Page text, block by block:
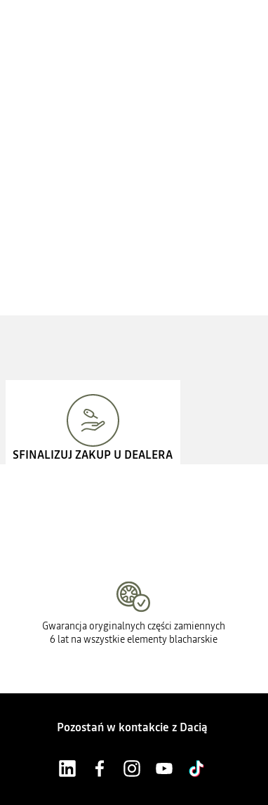
SFINALIZUJ ZAKUP U DEALERA
Gwarancja oryginalnych części zamiennych
6 lat na wszystkie elementy blacharskie
Pozostań w kontakcie z Dacią